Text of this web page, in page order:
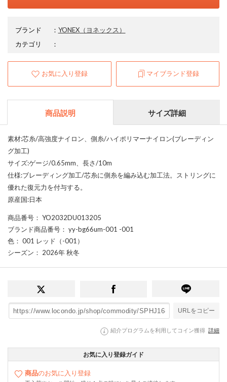
ブランド ： YONEX（ヨネックス）
カテゴリ
：
お気に入り登録 マイブランド登録
商品説明 サイズ詳細
素材:芯糸/高強度ナイロン、側糸/ハイポリマーナイロン(ブレーディン
グ加工)
サイズ:ゲージ/0.65mm、長さ/10m
仕様:ブレーディング加工/芯糸に側糸を編み込む加工法。ストリングに
優れた復元力を付与する。
原産国:日本
商品番号 ： YO2032DU013205
ブランド商品番号 ： yy-bg66um-001 -001
色 ： 001 レッド（-001）
シーズン ： 2026年 秋冬
URLをコピー
紹介プログラムを利用してコイン獲得 詳細
お気に入り登録ガイド
商品のお気に入り登録